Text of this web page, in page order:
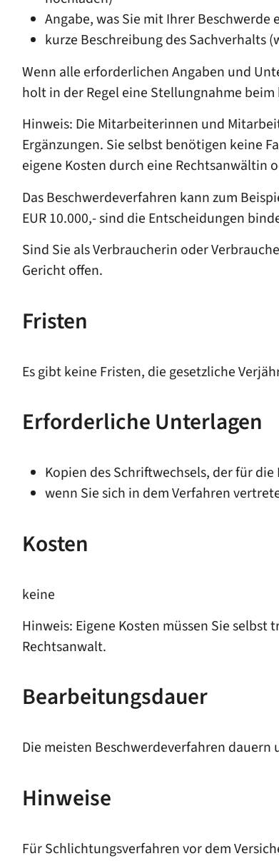
Angabe, was Sie mit Ihrer
kurze Beschreibung des Sachverhalts
Wenn alle erforderlichen Angaben und
holt in der Regel eine Stellungnahme
Hinweis: Die Mitarbeiterinnen und
Ergänzungen. Sie selbst benötigen keine
eigene Kosten durch eine Rechtsanwältin
Das Beschwerdeverfahren kann zum
EUR 10.000,- sind die Entscheidungen
Sind Sie als Verbraucherin oder
Gericht offen.
Fristen
Es gibt keine Fristen, die gesetzliche
Erforderliche Unterlagen
Kopien des Schriftwechsels, der für
wenn Sie sich in dem Verfahren
Kosten
keine
Hinweis: Eigene Kosten müssen Sie selbst
Rechtsanwalt.
Bearbeitungsdauer
Die meisten Beschwerdeverfahren
Hinweise
Für Schlichtungsverfahren vor dem